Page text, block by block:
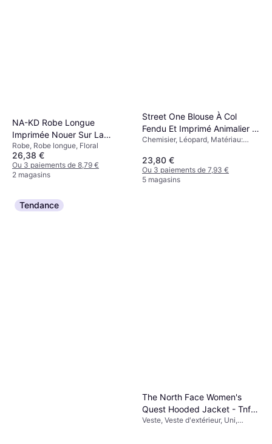
NA-KD Robe Longue
Imprimée Nouer Sur La
Nuque - Rose Clair
Multicolore
Robe, Robe longue, Floral
26,38 €
Ou 3 paiements de 8,79 €
2 magasins
Street One Blouse À Col
Fendu Et Imprimé Animalier -
Beige
Chemisier, Léopard, Matériau:
23,80 €
Ou 3 paiements de 7,93 €
5 magasins
Tendance
The North Face Women's
Quest Hooded Jacket - Tnf
Black/Foil Grey
Veste, Veste d'extérieur, Uni,